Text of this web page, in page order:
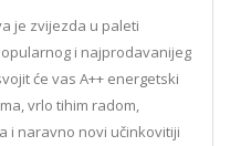
je zvijezda u paleti
i najprodavanijeg
će vas A++ energetski
vrlo tihim radom,
i naravno novi učinkovitiji